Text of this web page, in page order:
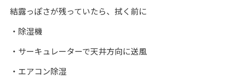
結露っぽさが残っていたら、拭く前に
・除湿機
・サーキュレーターで天井方向に送風
・エアコン除湿